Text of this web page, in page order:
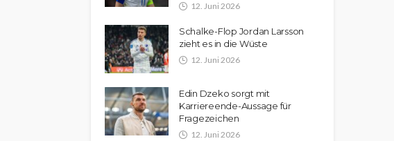
12. Juni 2026
Schalke-Flop Jordan Larsson
zieht es in die Wüste
12. Juni 2026
Edin Dzeko sorgt mit
Karriereende-Aussage für
Fragezeichen
12. Juni 2026